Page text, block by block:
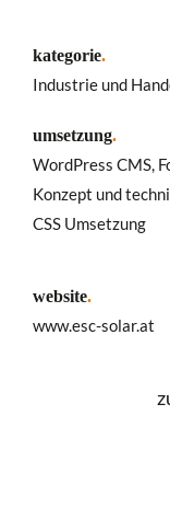
kategorie.
Industrie und
umsetzung.
WordPress CMS,
Konzept und
CSS Umsetzung
website.
www.esc-solar.at